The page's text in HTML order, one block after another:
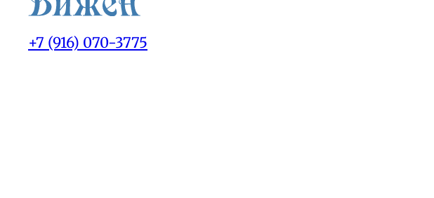
+7 (916) 070-3775